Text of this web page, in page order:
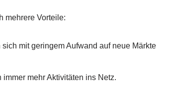
mehrere Vorteile:
mit geringem Aufwand auf neue Märkte
mehr Aktivitäten ins Netz.